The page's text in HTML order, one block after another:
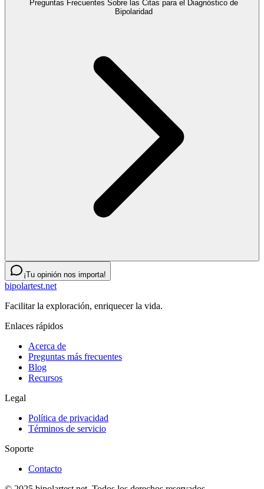
Preguntas Frecuentes Sobre las Citas para el Diagnóstico de
Bipolaridad
¡Tu opinión nos importa!
bipolartest.net
Facilitar la exploración, enriquecer la vida.
Enlaces rápidos
Acerca de
Preguntas más frecuentes
Blog
Recursos
Legal
Política de privacidad
Términos de servicio
Soporte
Contacto